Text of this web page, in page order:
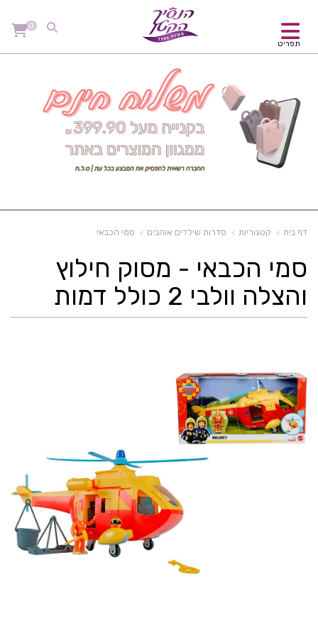
תפריט
0
דף בית קטגוריות סדרות שילדים אוהבים סמי הכבאי
סמי הכבאי - מסוק חילוץ
והצלה וולבי 2 כולל דמות